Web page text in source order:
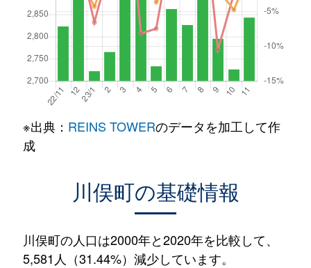
※出典： REINS TOWERのデータを加工して作
成
川俣町の基礎情報
川俣町の人口は2000年と2020年を比較して、
5,581人（31.44%）減少しています。